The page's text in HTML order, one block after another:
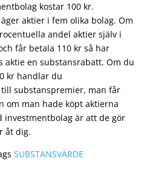
kostar 100 kr.
aktier i fem olika bolag. Om
andel aktier själv i
får betala 110 kr så har
aktie en substansrabatt. Om du
kr handlar du
substanspremier, man får
om man hade köpt aktierna
investmentbolag är att de gör
åt dig.
SUBSTANSVÄRDE